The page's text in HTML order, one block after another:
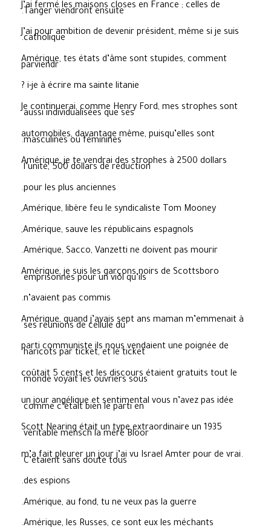
J’ai fermé les maisons closes en France ; celles de
Tanger viendront ensuite.
J’ai pour ambition de devenir président, même si je suis
catholique.
Amérique, tes états d’âme sont stupides, comment
parviendr
i-je à écrire ma sainte litanie ?
Je continuerai, comme Henry Ford, mes strophes sont
aussi individualisées que ses
automobiles, davantage même, puisqu’elles sont
masculines ou féminines.
Amérique, je te vendrai des strophes à 2500 dollars
l’unité, 500 dollars de réduction
pour les plus anciennes.
Amérique, libère feu le syndicaliste Tom Mooney,
Amérique, sauve les républicains espagnols,
Amérique, Sacco, Vanzetti ne doivent pas mourir.
Amérique, je suis les garçons noirs de Scottsboro
emprisonnés pour un viol qu’ils
n’avaient pas commis.
Amérique, quand j’avais sept ans maman m’emmenait à
ses réunions de cellule du
parti communiste ils nous vendaient une poignée de
haricots par ticket, et le ticket
coûtait 5 cents et les discours étaient gratuits tout le
monde voyait les ouvriers sous
un jour angélique et sentimental vous n’avez pas idée
comme c’était bien le parti en
1935 Scott Nearing était un type extraordinaire un
véritable mensch la mère Bloor
m’a fait pleurer un jour j’ai vu Israel Amter pour de vrai.
C’étaient sans doute tous
des espions.
Amérique, au fond, tu ne veux pas la guerre.
Amérique, les Russes, ce sont eux les méchants.